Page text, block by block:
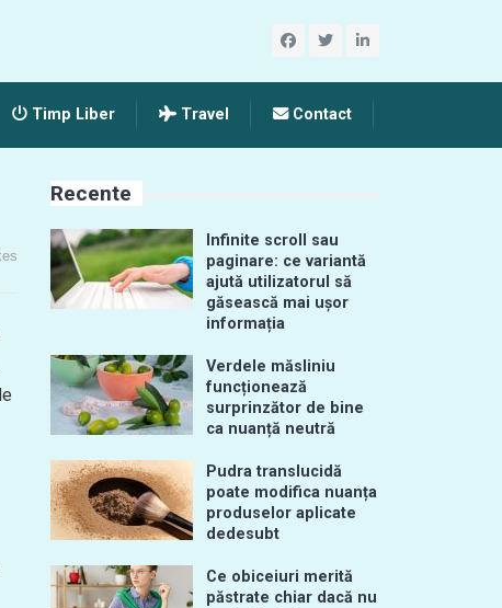
Timp Liber Travel Contact
Recente
Infinite scroll sau
paginare: ce variantă
ajută utilizatorul să
găsească mai ușor
informația
Verdele măsliniu
funcționează
surprinzător de bine
ca nuanță neutră
Pudra translucidă
poate modifica nuanța
produselor aplicate
dedesubt
Ce obiceiuri merită
păstrate chiar dacă nu